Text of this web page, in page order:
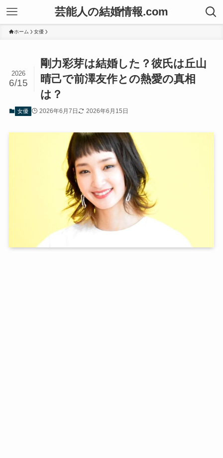
芸能人の結婚情報.com
ホーム 女優
剛力彩芽は結婚した？彼氏は丘山
晴己で前澤友作との熱愛の真相
は？
2026
6/15
女優 2026年6月7日 2026年6月15日